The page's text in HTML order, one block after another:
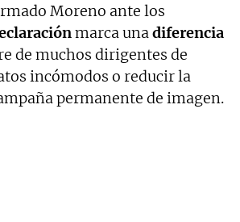
Moreno ante los
marca unadiferencia
de muchos dirigentes de
incómodos o reducir la
permanente de imagen.